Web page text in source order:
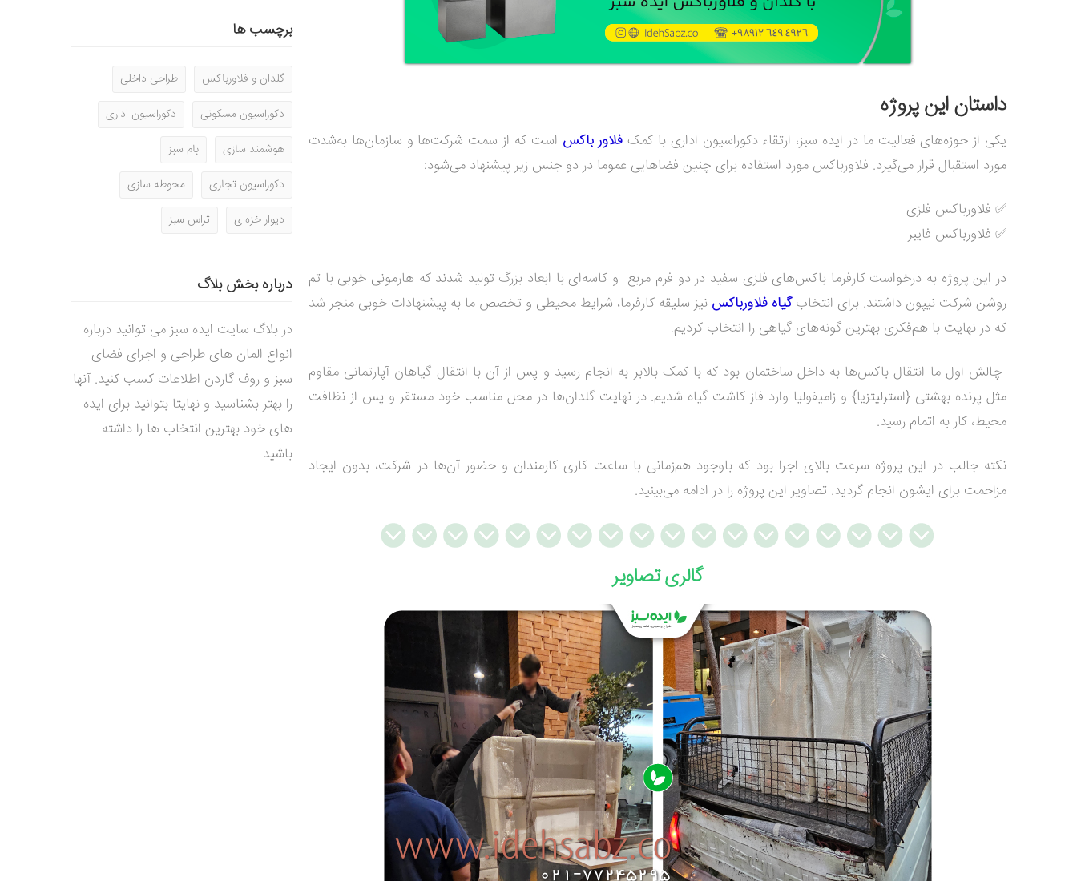
داستان این پروژه
یکی از حوزه‌های فعالیت ما در ایده سبز، ارتقاء دکوراسیون اداری با کمک فلاور باکس است که از سمت شرکت‌ها و سازمان‌ها به‌شدت
مورد استقبال قرار می‌گیرد. فلاورباکس مورد استفاده برای چنین فضاهایی عموما در دو جنس زیر پیشنهاد می‌شود:
✅ فلاورباکس فلزی
✅ فلاورباکس فایبر
در این پروژه به درخواست کارفرما باکس‌های فلزی سفید در دو فرم مربع و کاسه‌ای با ابعاد بزرگ تولید شدند که هارمونی خوبی با تم
روشن شرکت نیپون داشتند. برای انتخابگیاه فلاورباکس نیز سلیقه کارفرما، شرایط محیطی و تخصص ما به پیشنهادات خوبی منجر شد
که در نهایت با هم‌فکری بهترین گونه‌های گیاهی را انتخاب کردیم.
چالش اول ما انتقال باکس‌ها به داخل ساختمان بود که با کمک بالابر به انجام رسید و پس از آن با انتقال گیاهان آپارتمانی مقاوم
مثل پرنده بهشتی {استرلیتزیا} و زامیفولیا وارد فاز کاشت گیاه شدیم. در نهایت گلدان‌ها در محل مناسب خود مستقر و پس از نظافت
محیط، کار به اتمام رسید.
نکته جالب در این پروژه سرعت بالای اجرا بود که باوجود هم‌زمانی با ساعت کاری کارمندان و حضور آن‌ها در شرکت، بدون ایجاد
مزاحمت برای ایشون انجام گردید. تصاویر این پروژه را در ادامه می‌بینید.
گالری تصاویر
برچسب ها
گلدان و فلاورباکس
طراحی داخلی
دکوراسیون مسکونی
دکوراسیون اداری
هوشمند سازی
بام سبز
دکوراسیون تجاری
محوطه سازی
دیوار خزه‌ای
تراس سبز
درباره بخش بلاگ
در بلاگ سایت ایده سبز می توانید درباره
انواع المان های طراحی و اجرای فضای
سبز و روف گاردن اطلاعات کسب کنید. آنها
را بهتر بشناسید و نهایتا بتوانید برای ایده
های خود بهترین انتخاب ها را داشته
باشید